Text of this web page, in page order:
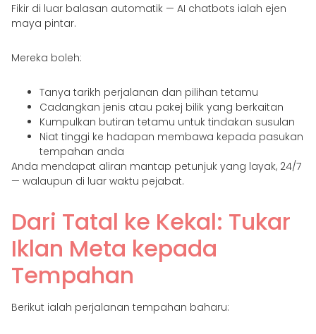
Fikir di luar balasan automatik — AI chatbots ialah ejen
maya pintar.
Mereka boleh:
Tanya tarikh perjalanan dan pilihan tetamu
Cadangkan jenis atau pakej bilik yang berkaitan
Kumpulkan butiran tetamu untuk tindakan susulan
Niat tinggi ke hadapan membawa kepada pasukan
tempahan anda
Anda mendapat aliran mantap petunjuk yang layak, 24/7
— walaupun di luar waktu pejabat.
Dari Tatal ke Kekal: Tukar
Iklan Meta kepada
Tempahan
Berikut ialah perjalanan tempahan baharu: